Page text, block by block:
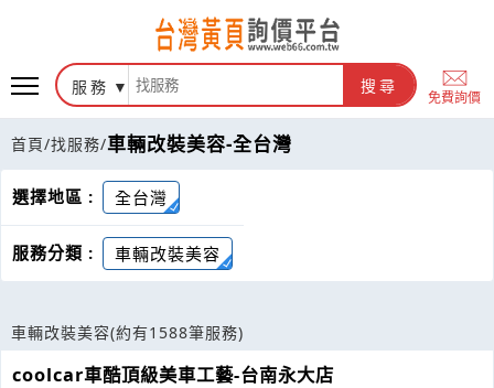
服務 搜尋
免費詢價
首頁/找服務/車輛改裝美容-全台灣
選擇地區 : 全台灣
服務分類 : 車輛改裝美容
車輛改裝美容(約有1588筆服務)
coolcar車酷頂級美車工藝-台南永大店